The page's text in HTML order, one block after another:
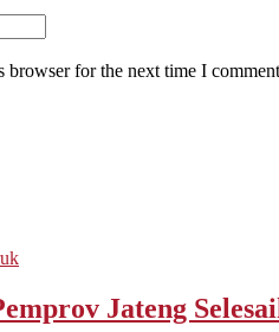
browser for the next time I
Jateng